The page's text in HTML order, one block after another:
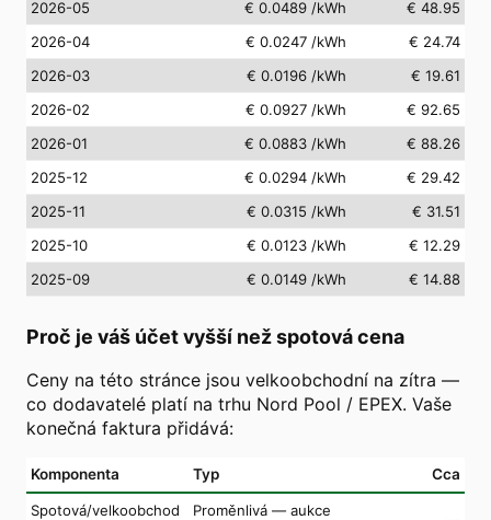
2026-05
€ 0.0489 /kWh
€ 48.95
2026-04
€ 0.0247 /kWh
€ 24.74
2026-03
€ 0.0196 /kWh
€ 19.61
2026-02
€ 0.0927 /kWh
€ 92.65
2026-01
€ 0.0883 /kWh
€ 88.26
2025-12
€ 0.0294 /kWh
€ 29.42
2025-11
€ 0.0315 /kWh
€ 31.51
2025-10
€ 0.0123 /kWh
€ 12.29
2025-09
€ 0.0149 /kWh € 14.88
Proč je váš účet vyšší než spotová cena
Ceny na této stránce jsou velkoobchodní na zítra —
co dodavatelé platí na trhu Nord Pool / EPEX. Vaše
konečná faktura přidává:
Komponenta Typ Cca
Spotová/velkoobchod
Proměnlivá — aukce